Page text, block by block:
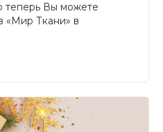
теперь Вы можете
«Мир Ткани» в